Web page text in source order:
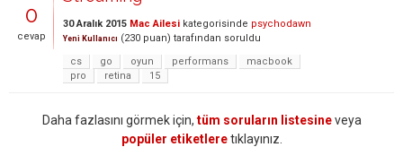
0
cevap
30 Aralık 2015 Mac Ailesi kategorisinde psychodawn
Yeni Kullanıcı (230 puan) tarafından soruldu
cs
go oyun performans
macbook
pro
retina 15
Daha fazlasını görmek için, tüm soruların listesineveya
popüler etiketleretıklayınız.